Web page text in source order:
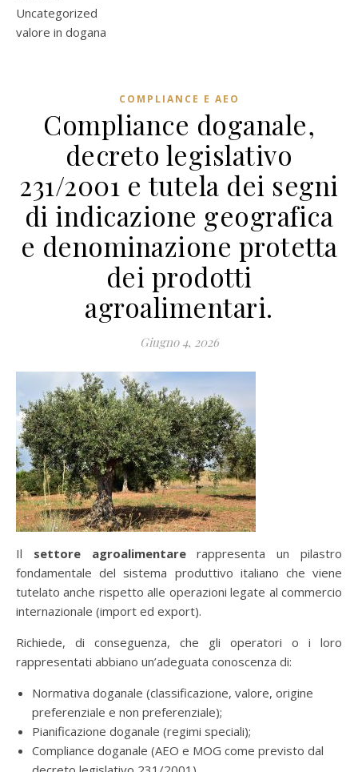
Uncategorized
valore in dogana
COMPLIANCE E AEO
Compliance doganale,
decreto legislativo
231/2001 e tutela dei segni
di indicazione geografica
e denominazione protetta
dei prodotti
agroalimentari.
Giugno 4, 2026
Il settore agroalimentarerappresenta un pilastro
fondamentale del sistema produttivo italiano che viene
tutelato anche rispetto alle operazioni legate al commercio
internazionale (import ed export).
Richiede, di conseguenza, che gli operatori o i loro
rappresentati abbiano un’adeguata conoscenza di:
Normativa doganale (classificazione, valore, origine
preferenziale e non preferenziale);
Pianificazione doganale (regimi speciali);
Compliance doganale (AEO e MOG come previsto dal